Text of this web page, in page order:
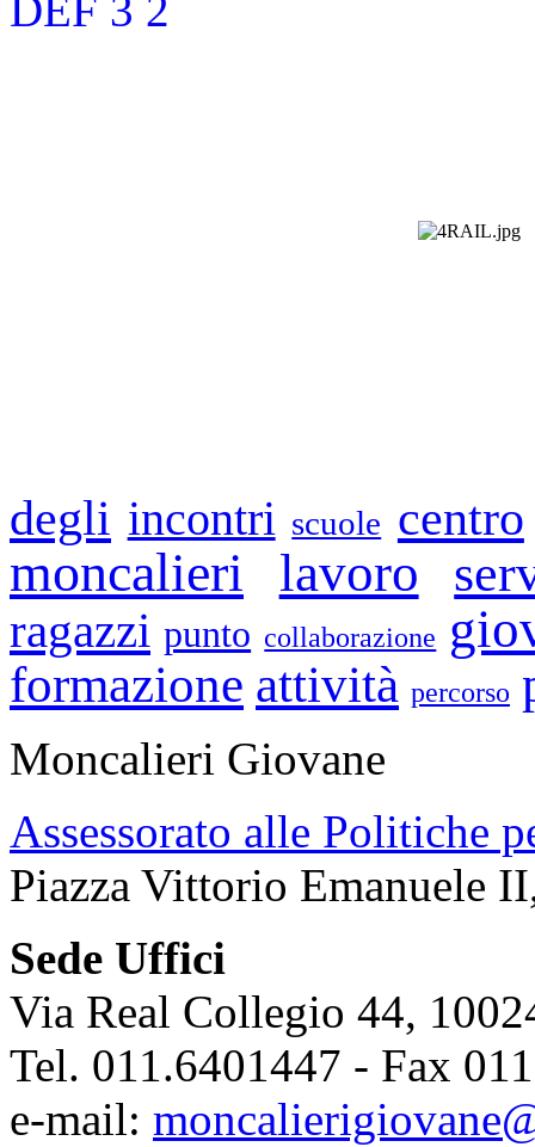
degli incontri scuole centro
moncalieri lavoro
ragazzi punto collaborazione
formazione attività percorso
Moncalieri Giovane
Assessorato alle Politiche
Piazza Vittorio Emanuele
Sede Uffici
Via Real Collegio 44,
Tel. 011.6401447 - Fax
e-mail: